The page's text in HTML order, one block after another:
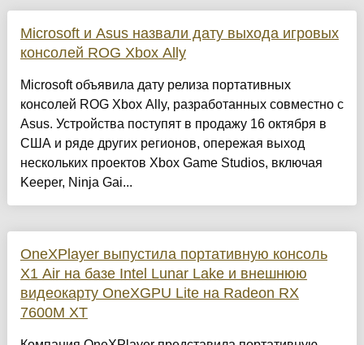
Microsoft и Asus назвали дату выхода игровых
консолей ROG Xbox Ally
Microsoft объявила дату релиза портативных
консолей ROG Xbox Ally, разработанных совместно с
Asus. Устройства поступят в продажу 16 октября в
США и ряде других регионов, опережая выход
нескольких проектов Xbox Game Studios, включая
Keeper, Ninja Gai...
OneXPlayer выпустила портативную консоль
X1 Air на базе Intel Lunar Lake и внешнюю
видеокарту OneXGPU Lite на Radeon RX
7600M XT